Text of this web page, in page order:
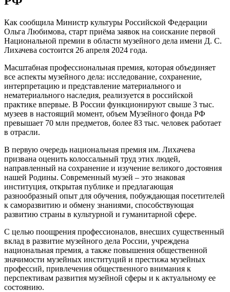
Как сообщила Министр культуры Российской Федерации
Ольга Любимова, старт приёма заявок на соискание первой
Национальной премии в области музейного дела имени Д. С.
Лихачева состоится 26 апреля 2024 года.
Масштабная профессиональная премия, которая объединяет
все аспекты музейного дела: исследование, сохранение,
интерпретацию и представление материального и
нематериального наследия, реализуется в российской
практике впервые. В России функционируют свыше 3 тыс.
музеев в настоящий момент, объем Музейного фонда РФ
превышает 70 млн предметов, более 83 тыс. человек работает
в отрасли.
В первую очередь национальная премия им. Лихачева
призвана оценить колоссальный труд этих людей,
направленный на сохранение и изучение великого достояния
нашей Родины. Современный музей – это знаковая
институция, открытая публике и предлагающая
разнообразный опыт для обучения, побуждающая посетителей
к саморазвитию и обмену знаниями, способствующая
развитию страны в культурной и гуманитарной сфере.
С целью поощрения профессионалов, внесших существенный
вклад в развитие музейного дела России, учреждена
национальная премия, а также повышения общественной
значимости музейных институций и престижа музейных
профессий, привлечения общественного внимания к
перспективам развития музейной сферы и к актуальному ее
состоянию.